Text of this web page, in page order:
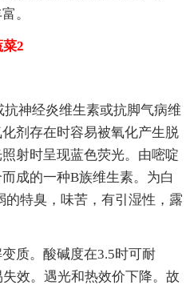
。
2
神经炎维生素或抗脚气病维
剂存在时容易被氧化产生脱
射时呈现蓝色荧光。由嘧啶
成的一种B族维生素。为白
特臭，味苦，有引湿性，露
质。酸碱度在3.5时可耐
效。遇光和热效价下降。故